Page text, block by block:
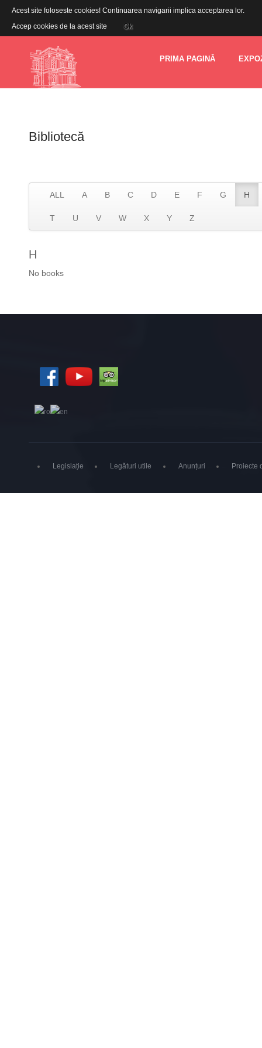
PRIMA PAGINĂ
Bibliotecă
ALL A B C D E F G H
T U V W X Y Z
H
No books
Legislație Legături utile Anunțuri Proiecte
Acest site foloseste cookies! Continuarea navigarii implica acceptarea lor.
Accep cookies de la acest site
Ok